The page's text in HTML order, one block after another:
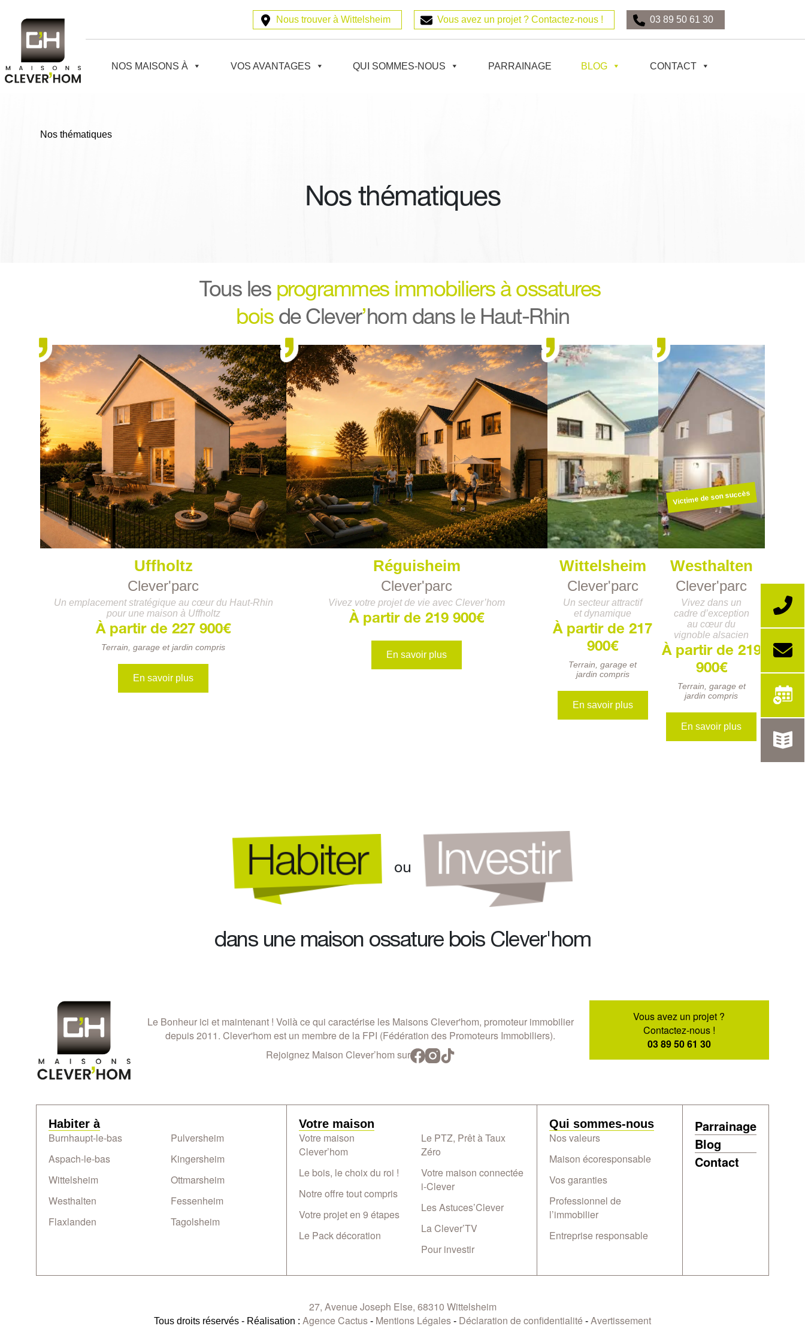
contenu
Nous trouver à Wittelsheim Vous avez un projet ? Contactez-nous ! 03 89 50 61 30
NOS MAISONS À VOS AVANTAGES QUI SOMMES-NOUS PARRAINAGE BLOG CONTACT
Nos thématiques
Nos thématiques
Tous les programmes immobiliers à ossatures
bois de Clever’hom dans le Haut-Rhin
Uffholtz
Clever'parc
Un emplacement stratégique au cœur du Haut-Rhin
pour une maison à Uffholtz
À partir de 227 900€
Terrain, garage et jardin compris
En savoir plus
Réguisheim
Clever'parc
Vivez votre projet de vie avec Clever’hom
À partir de 219 900€
En savoir plus
Wittelsheim
Clever'parc
Un secteur attractif
et dynamique
À partir de 217
900€
Terrain, garage et
jardin compris
En savoir plus
Westhalten
Clever'parc
Vivez dans un
cadre d’exception
au cœur du
vignoble alsacien
À partir de 219
900€
Terrain, garage et
jardin compris
En savoir plus
ou
dans une maison ossature bois Clever'hom
Le Bonheur ici et maintenant ! Voilà ce qui caractérise les Maisons Clever'hom, promoteur immobilier
depuis 2011. Clever'hom est un membre de la FPI (Fédération des Promoteurs Immobiliers).
Rejoignez Maison Clever’hom sur
Vous avez un projet ?
Contactez-nous !
03 89 50 61 30
Habiter à
Burnhaupt-le-bas
Aspach-le-bas
Wittelsheim
Westhalten
Flaxlanden
Pulversheim
Kingersheim
Ottmarsheim
Fessenheim
Tagolsheim
Votre maison
Votre maison
Clever’hom
Le bois, le choix du roi !
Notre offre tout compris
Votre projet en 9 étapes
Le Pack décoration
Le PTZ, Prêt à Taux
Zéro
Votre maison connectée
i-Clever
Les Astuces’Clever
La Clever’TV
Pour investir
Qui sommes-nous
Nos valeurs
Maison écoresponsable
Vos garanties
Professionnel de
l’immobilier
Entreprise responsable
Parrainage
Blog
Contact
27, Avenue Joseph Else, 68310 Wittelsheim
Tous droits réservés - Réalisation : Agence Cactus - Mentions Légales - Déclaration de confidentialité - Avertissement